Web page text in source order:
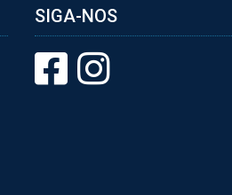
SIGA-NOS